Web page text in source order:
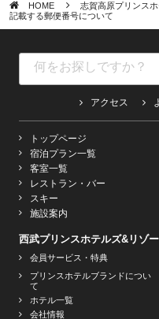
HOME 志賀高原プリンス
記載する郵便番号について
アクセス
トップページ
宿泊プラン一覧
客室一覧
レストラン・バー
スキー
施設案内
西武プリンスホテルズ&リゾ
会員サービス・特典
プリンスホテルブランドについ
て
ホテル一覧
会社情報